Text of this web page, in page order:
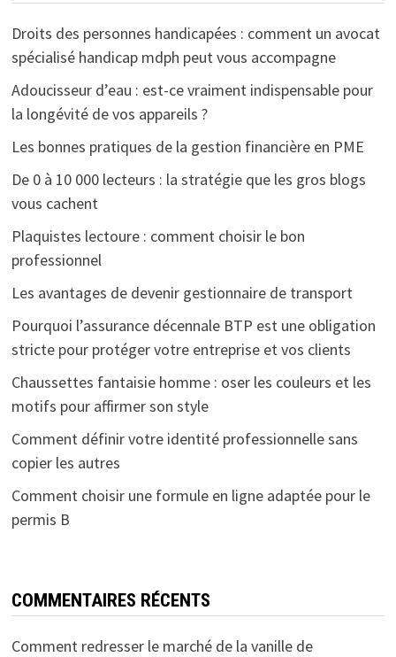
Droits des personnes handicapées : comment un avocat
spécialisé handicap mdph peut vous accompagne
Adoucisseur d’eau : est-ce vraiment indispensable pour
la longévité de vos appareils ?
Les bonnes pratiques de la gestion financière en PME
De 0 à 10 000 lecteurs : la stratégie que les gros blogs
vous cachent
Plaquistes lectoure : comment choisir le bon
professionnel
Les avantages de devenir gestionnaire de transport
Pourquoi l’assurance décennale BTP est une obligation
stricte pour protéger votre entreprise et vos clients
Chaussettes fantaisie homme : oser les couleurs et les
motifs pour affirmer son style
Comment définir votre identité professionnelle sans
copier les autres
Comment choisir une formule en ligne adaptée pour le
permis B
COMMENTAIRES RÉCENTS
Comment redresser le marché de la vanille de